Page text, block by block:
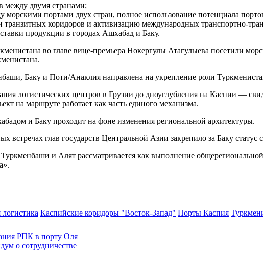
между двумя странами;
морскими портами двух стран, полное использование потенциала
транзитных коридоров и активизацию международных транспортно-
продукции в городах Ашхабад и Баку.
во главе вице-премьера Нокергулы Атагулыева посетили
Баку и Поти/Анаклия направлена на укрепление роли
логистических центров в Грузии до дноуглубления на Каспии —
на маршруте работает как часть единого механизма.
и Баку проходит на фоне изменения региональной архитектуры.
встречах глав государств Центральной Азии закрепило за Баку
и Алят рассматривается как выполнение
Каспийские коридоры "Восток-Запад" Порты Каспия
РПК в порту Оля
о сотрудничестве